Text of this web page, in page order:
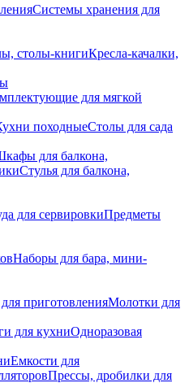
Системы хранения для
столы-книгиКресла-качалки,
для мягкой
походныеСтолы для сада
для балкона,
Стулья для балкона,
для сервировкиПредметы
Наборы для бара, мини-
приготовленияМолотки для
для кухниОдноразовая
Емкости для
Прессы, дробилки для